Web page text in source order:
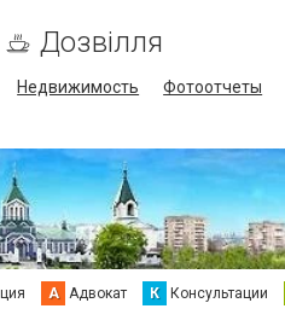
Дозвілля
Недвижимость Фотоотчеты
А Адвокат К Консультации